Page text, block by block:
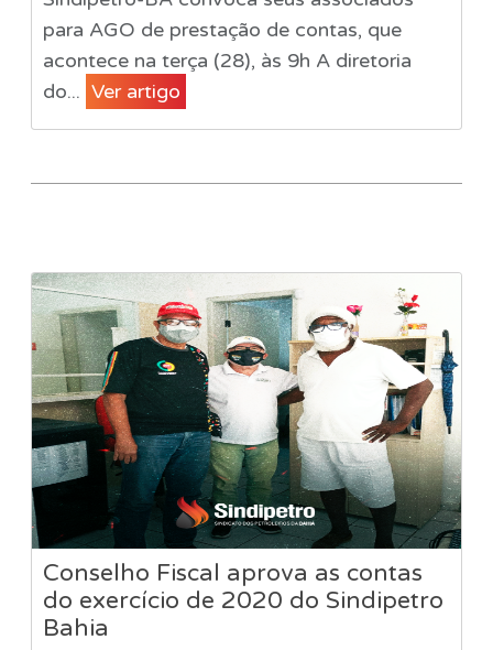
para AGO de prestação de contas, que
acontece na terça (28), às 9h A diretoria
do... Ver artigo
Conselho Fiscal aprova as contas
do exercício de 2020 do Sindipetro
Bahia